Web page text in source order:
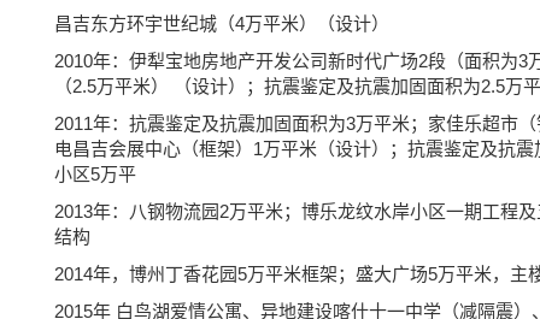
昌吉东方环宇世纪城（4万平米）（设计）
2010年：伊犁宝地房地产开发公司新时代广场2段（面积为
（2.5万平米） （设计）；抗震鉴定及抗震加固面积为2.5万
2011年：抗震鉴定及抗震加固面积为3万平米；家佳乐超市
电昌吉会展中心（框架）1万平米（设计）；抗震鉴定及抗
小区5万平
2013年：八钢物流园2万平米；博乐龙纹水岸小区一期工程
结构
2014年，博州丁香花园5万平米框架；盛大广场5万平米，
2015年 白鸟湖爱情公寓、异地建设喀什十一中学（减隔震